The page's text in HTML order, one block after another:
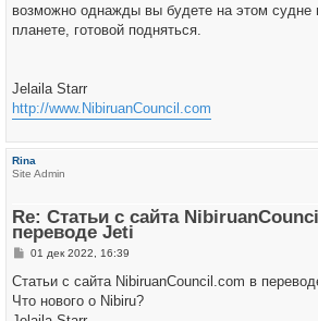
возможно однажды вы будете на этом
планете, готовой подняться.
Jelaila Starr
http://www.NibiruanCouncil.com
Rina
Site Admin
Re: Статьи с сайта
переводе Jeti
С
о
щ
е
01 дек 2022, 16:39
Статьи с сайта NibiruanCouncil.com в
Что нового о Nibiru?